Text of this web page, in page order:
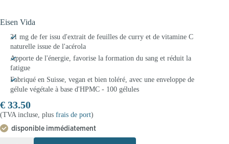
Eisen Vida
21 mg de fer issu d'extrait de feuilles de curry et de vitamine C
naturelle issue de l'acérola
Apporte de l'énergie, favorise la formation du sang et réduit la
fatigue
Fabriqué en Suisse, vegan et bien toléré, avec une enveloppe de
gélule végétale à base d'HPMC - 100 gélules
€ 33.50
(TVA incluse, plus frais de port)
disponible immédiatement